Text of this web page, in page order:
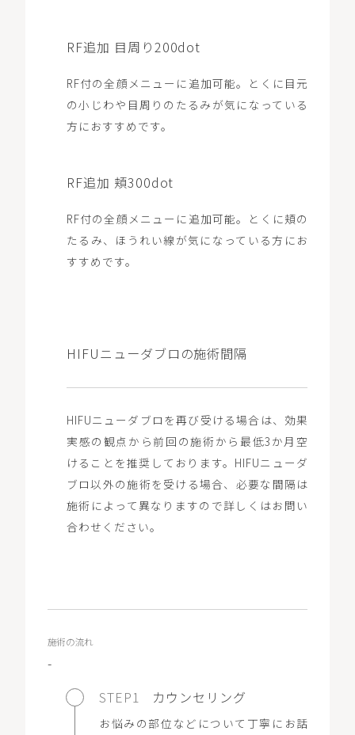
RF追加 目周り200dot
RF付の全顔メニューに追加可能。とくに目元
の小じわや目周りのたるみが気になっている
方におすすめです。
RF追加 頬300dot
RF付の全顔メニューに追加可能。とくに頬の
たるみ、ほうれい線が気になっている方にお
すすめです。
HIFUニューダブロの施術間隔
HIFUニューダブロを再び受ける場合は、効果
実感の観点から前回の施術から最低3か月空
けることを推奨しております。HIFUニューダ
ブロ以外の施術を受ける場合、必要な間隔は
施術によって異なりますので詳しくはお問い
合わせください。
施術の流れ
-
STEP1
カウンセリング
お悩みの部位などについて丁寧にお話